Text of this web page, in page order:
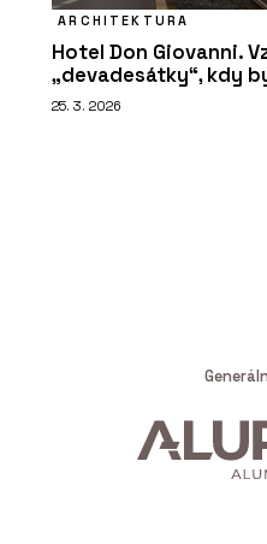
ARCHITEKTURA
Hotel Don Giovanni.
„devadesátky“, kdy
25. 3. 2026